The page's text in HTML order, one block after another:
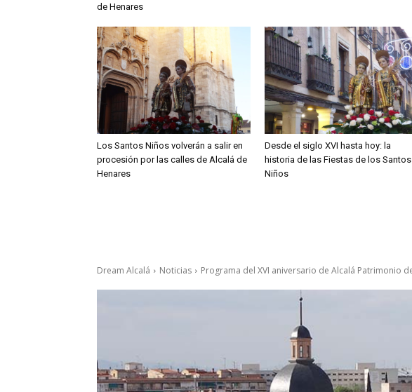
de Henares
Los Santos Niños volverán a salir en
procesión por las calles de Alcalá de
Henares
Desde el siglo XVI hasta hoy: la
historia de las Fiestas de los Santos
Niños